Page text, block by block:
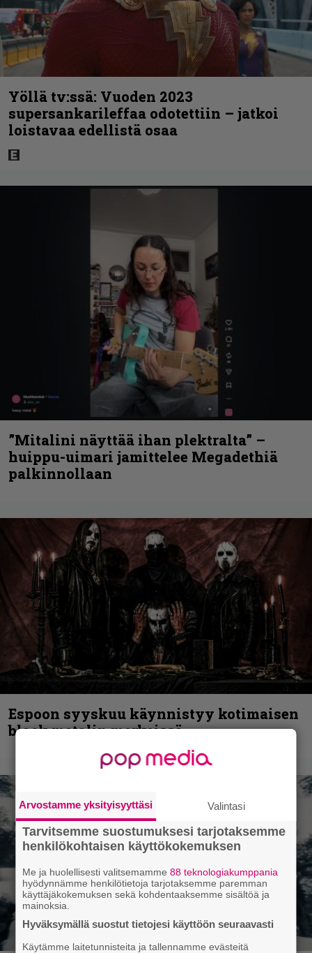
Yöllä tv:ssä: Vuoden 2023
supersankarileffaa odotettiin – jatkoi
loistavaa edellistä osaa
”Mitalini näyttää ihan plektralta” –
huippu-uimari jamittelee Megadethiä
palkinnollaan
Espoon syyskuu käynnistyy kotimaisen
black metalin merkeissä
Arvostamme yksityisyyttäsi Valintasi
Tarvitsemme suostumuksesi tarjotaksemme
henkilökohtaisen käyttökokemuksen
Me ja huolellisesti valitsemamme88 teknologiakumppania
hyödynnämme henkilötietoja tarjotaksemme paremman
käyttäjäkokemuksen sekä kohdentaaksemme sisältöä ja
mainoksia.
Hyväksymällä suostut tietojesi käyttöön seuraavasti
Käytämme laitetunnisteita ja tallennamme evästeitä